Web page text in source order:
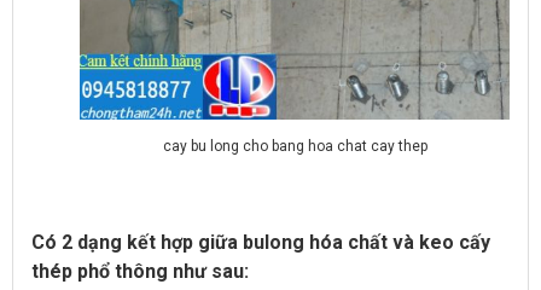
cay bu long cho bang hoa chat cay thep
Có 2 dạng kết hợp giữa bulong hóa chất và keo cấy
thép phổ thông như sau: